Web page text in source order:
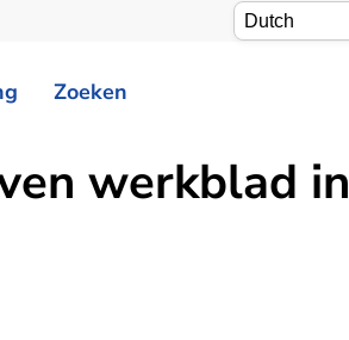
Zoeken
werkblad in